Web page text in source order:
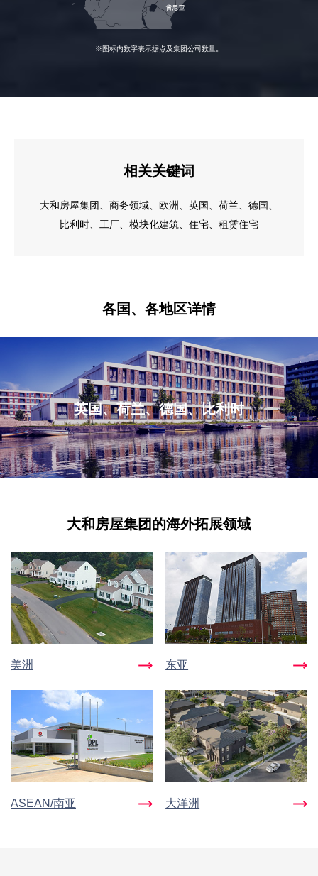
※图标内数字表示据点及集团公司数量。
相关关键词
大和房屋集团 商务领域 欧洲 英国 荷兰
德国
比利时
工厂 模块化建筑 住宅 租赁住宅
各国、各地区详情
英国、荷兰、德国、比利时
大和房屋集团的海外拓展领域
美洲 东亚
ASEAN/南亚 大洋洲